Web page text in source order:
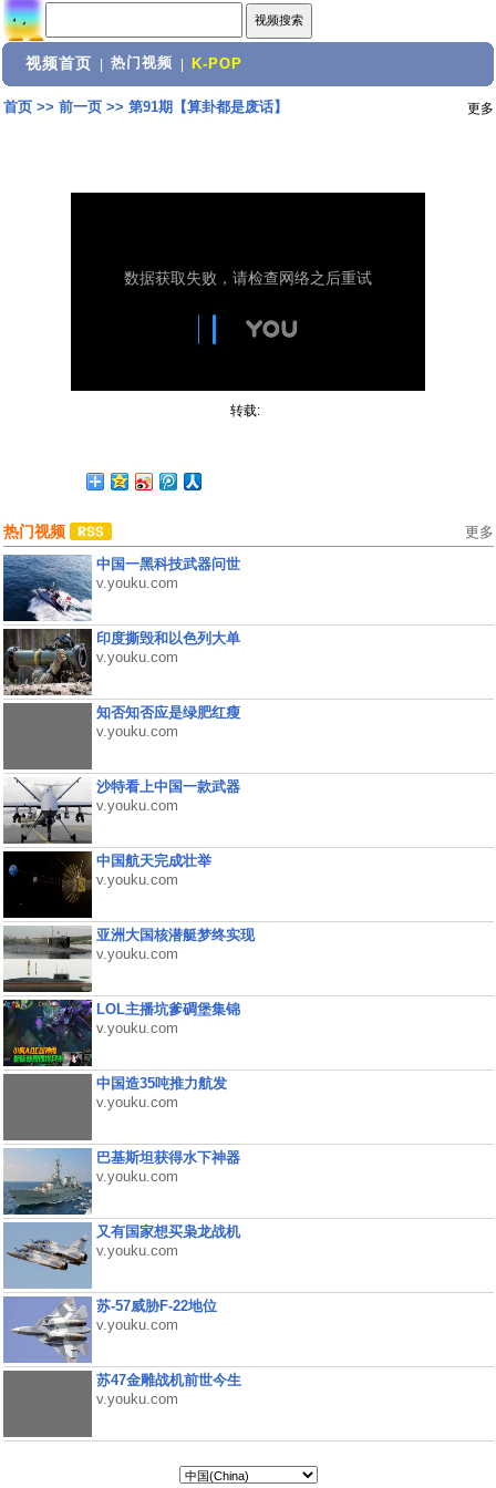
视频首页 热门视频 K-POP
首页>> 前一页>> 第91期【算卦都是废话】 更多
转载:
热门视频 更多
中国一黑科技武器问世
v.youku.com
印度撕毁和以色列大单
v.youku.com
知否知否应是绿肥红瘦
v.youku.com
沙特看上中国一款武器
v.youku.com
中国航天完成壮举
v.youku.com
亚洲大国核潜艇梦终实现
v.youku.com
LOL主播坑爹碉堡集锦
v.youku.com
中国造35吨推力航发
v.youku.com
巴基斯坦获得水下神器
v.youku.com
又有国家想买枭龙战机
v.youku.com
苏-57威胁F-22地位
v.youku.com
苏47金雕战机前世今生
v.youku.com